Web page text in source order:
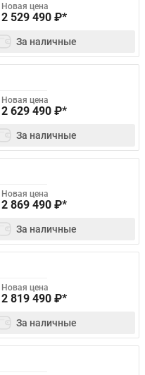
Новая цена
2 529 490 ₽*
За наличные
Новая цена
2 629 490 ₽*
За наличные
Новая цена
2 869 490 ₽*
За наличные
Новая цена
2 819 490 ₽*
За наличные